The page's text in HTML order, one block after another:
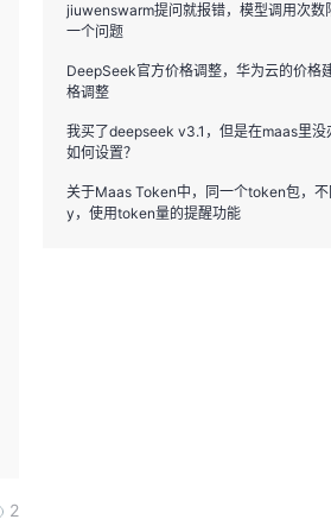
2
jiuwenswarm提问就报错，模型调用次数
一个问题
DeepSeek官方价格调整，华为云的价格
格调整
我买了deepseek v3.1，但是在maas里没
如何设置？
关于Maas Token中，同一个token包，
y，使用token量的提醒功能